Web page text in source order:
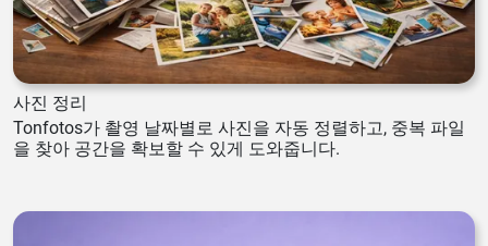
사진 정리
Tonfotos가 촬영 날짜별로 사진을 자동 정렬하고, 중복 파일
을 찾아 공간을 확보할 수 있게 도와줍니다.